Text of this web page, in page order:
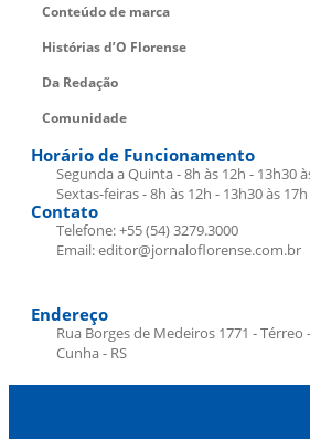
Conteúdo de marca
Histórias d’O Florense
Da Redação
Comunidade
Horário de Funcionamento
Segunda a Quinta - 8h às 12h - 13h30
Sextas-feiras - 8h às 12h - 13h30 às 17h
Contato
Telefone: +55 (54) 3279.3000
Email: editor@jornaloflorense.com.br
Endereço
Rua Borges de Medeiros 1771 - Térreo
Cunha - RS